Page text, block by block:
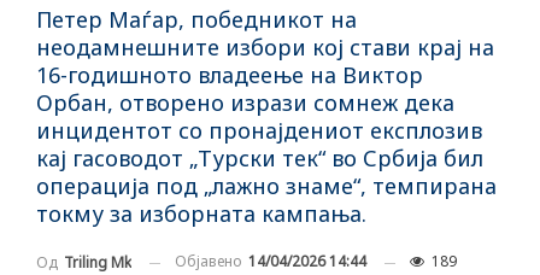
Петер Маѓар, победникот на
неодамнешните избори кој стави крај на
16-годишното владеење на Виктор
Орбан, отворено изрази сомнеж дека
инцидентот со пронајдениот експлозив
кај гасоводот „Турски тек“ во Србија бил
операција под „лажно знаме“, темпирана
токму за изборната кампања.
Од Triling Mk Објавено 14/04/2026 14:44 189